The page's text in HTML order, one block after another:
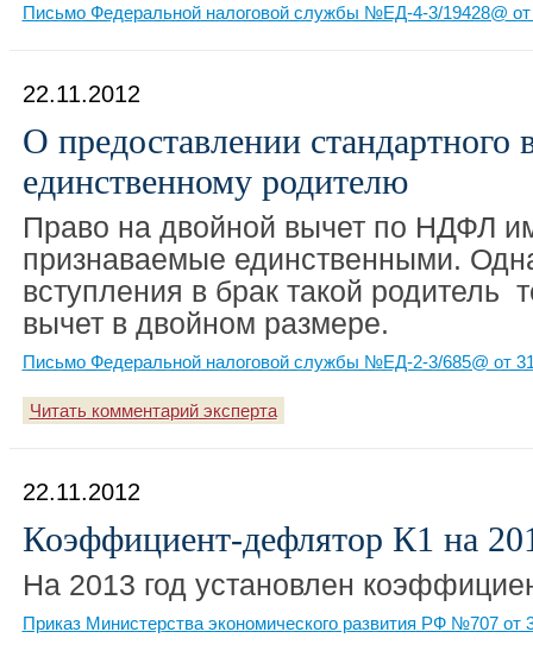
Письмо Федеральной налоговой службы №ЕД-4-3/19428@ от
22.11.2012
О предоставлении стандартного
единственному родителю
Право на двойной вычет по НДФЛ
признаваемые единственными.
вступления в брак такой родитель
вычет в двойном размере.
Письмо Федеральной налоговой службы №ЕД-2-3/685@ от
Читать комментарий эксперта
22.11.2012
Коэффициент-дефлятор К1 на
На 2013 год установлен
Приказ Министерства экономического развития РФ №707 от